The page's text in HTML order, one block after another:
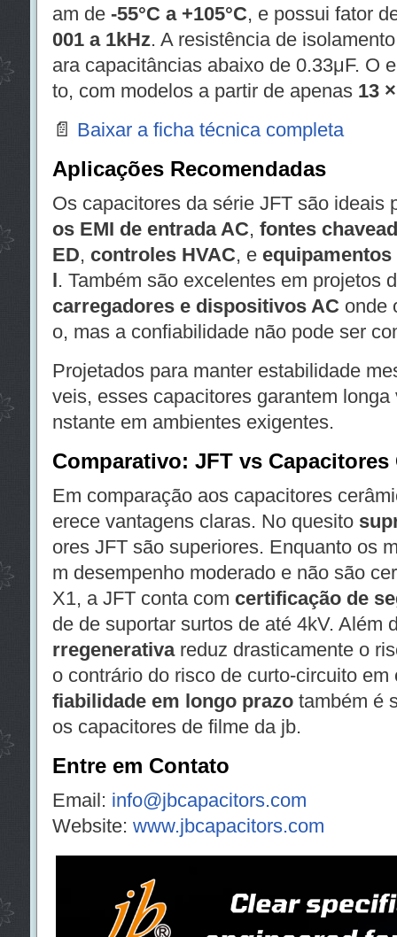
am de -55°C a +105°C, e possui fator
001 a 1kHz. A resistência de
ara capacitâncias abaixo de 0.33μF. O
to, com modelos a partir de apenas 13
📄 Baixar a ficha técnica completa
Aplicações Recomendadas
Os capacitores da série JFT são ideais
os EMI de entrada AC, fontes
ED, controles HVAC, e
l. Também são excelentes em projetos
carregadores e dispositivos AC onde
o, mas a confiabilidade não pode ser
Projetados para manter estabilidade
veis, esses capacitores garantem
nstante em ambientes exigentes.
Comparativo: JFT vs Capacitores
Em comparação aos capacitores
erece vantagens claras. No quesito
ores JFT são superiores. Enquanto os
m desempenho moderado e não são
X1, a JFT conta com certificação de
de de suportar surtos de até 4kV. Além
rregenerativareduz drasticamente o
o contrário do risco de curto-circuito
fiabilidade em longo prazotambém é
os capacitores de filme da jb.
Entre em Contato
Email: info@jbcapacitors.com
Website: www.jbcapacitors.com